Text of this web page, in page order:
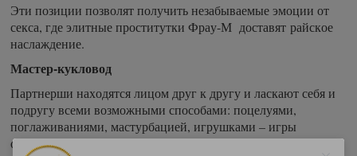
Эти позиции позволят получить незабываемые эмоции от
секса, где элитные проститутки Фрау-М доставятрайское
наслаждение.
Мастер-кукловод
Партнерши находятся лицом друг к другу и ласкают себя и
подругу всеми возможными способами: поцелуями,
поглаживаниями, мастурбацией, игрушками – игры
ограничены лишь фантазией. Партнер присаживается на